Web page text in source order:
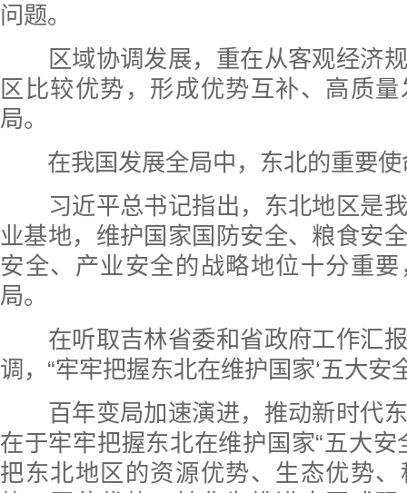
问题。
区域协调发展，重在从客观经济规
区比较优势，形成优势互补、高质
局。
在我国发展全局中，东北的重要使
习近平总书记指出，东北地区是我
业基地，维护国家国防安全、粮食安
安全、产业安全的战略地位十分重
局。
在听取吉林省委和省政府工作汇报
调，“牢牢把握东北在维护国家‘五大安
百年变局加速演进，推动新时代东
在于牢牢把握东北在维护国家“五大安
把东北地区的资源优势、生态优势